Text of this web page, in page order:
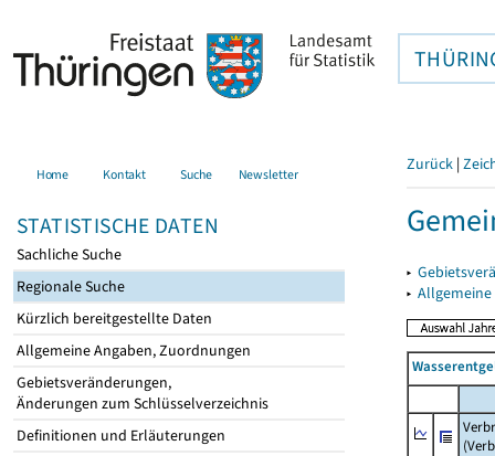
Home Kontakt Suche Newsletter
STATISTISCHE DATEN
Sachliche Suche
Regionale Suche
Kürzlich bereitgestellte Daten
Allgemeine Angaben, Zuordnungen
Gebietsveränderungen,
Änderungen zum Schlüsselverzeichnis
Definitionen und Erläuterungen
Zurück |
▸
▸